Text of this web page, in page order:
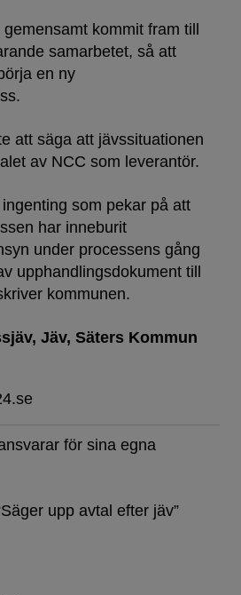
kommit fram till
samarbetet, så att
en ny
att säga att jävssituationen
av NCC som leverantör.
som pekar på att
har inneburit
under processens gång
upphandlingsdokument till
kommunen.
Jäv Säters Kommun
för sina egna
Säger upp avtal efter jäv”